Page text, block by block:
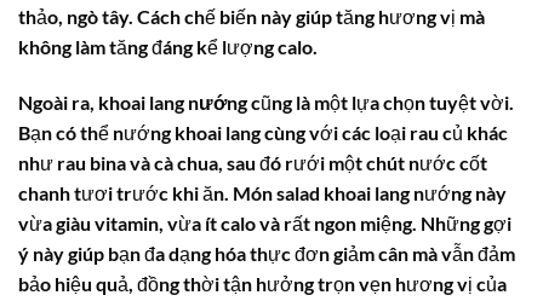
thảo, ngò tây. Cách chế biến này giúp tăng hương vị mà
không làm tăng đáng kể lượng calo.
Ngoài ra, khoai lang nướngcũng là một lựa chọn tuyệt vời.
Bạn có thể nướng khoai lang cùng với các loại rau củ khác
như rau binavàcà chua, sau đó rưới một chút nước cốt
chanh tươi trước khi ăn. Món salad khoai lang nướng này
vừa giàu vitamin, vừa ít calo và rất ngon miệng. Những gợi
ý này giúp bạn đa dạng hóa thực đơn giảm cân mà vẫn đảm
bảo hiệu quả, đồng thời tận hưởng trọn vẹn hương vị của